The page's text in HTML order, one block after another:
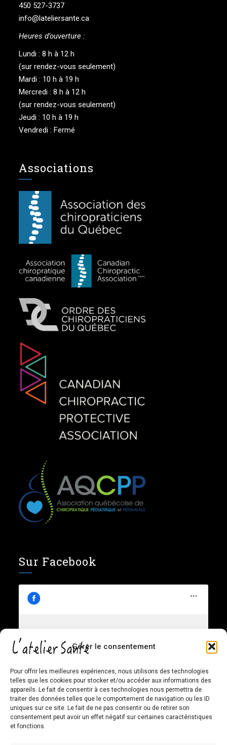
Gérer le consentement
Pour offrir les meilleures expériences, nous utilisons des technologies
telles que les cookies pour stocker et/ou accéder aux informations des
appareils. Le fait de consentir à ces technologies nous permettra de
traiter des données telles que le comportement de navigation ou les ID
uniques sur ce site. Le fait de ne pas consentir ou de retirer son
consentement peut avoir un effet négatif sur certaines caractéristiques
et fonctions.
450 527-3737
info@lateliersante.ca
Heures d’ouverture :
Lundi : 8 h à 12 h
(sur rendez-vous seulement)
Mardi : 10 h à 19 h
Mercredi : 8 h à 12 h
(sur rendez-vous seulement)
Jeudi : 10 h à 19 h
Vendredi : Fermé
Associations
Sur Facebook
L’atelier Santé – Chiropratique
Cliquez pour accepter les cookies